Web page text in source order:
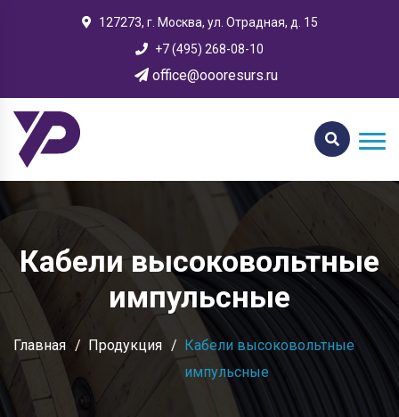
127273, г. Москва, ул. Отрадная, д. 15
+7 (495) 268-08-10
office@oooresurs.ru
Кабели высоковольтные
импульсные
Главная Продукция
Кабели высоковольтные
импульсные